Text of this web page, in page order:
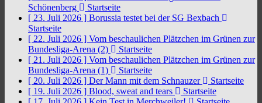
Schönenberg
Startseite
[ 23. Juli 2026 ] Borussia testet bei der SG Bexbach
Startseite
[ 22. Juli 2026 ] Vom beschaulichen Plätzchen im Grünen zur
Bundesliga-Arena (2)
Startseite
[ 21. Juli 2026 ] Vom beschaulichen Plätzchen im Grünen zur
Bundesliga-Arena (1)
Startseite
[ 20. Juli 2026 ] Der Mann mit dem Schnauzer
Startseite
[ 19. Juli 2026 ] Blood, sweat and tears
Startseite